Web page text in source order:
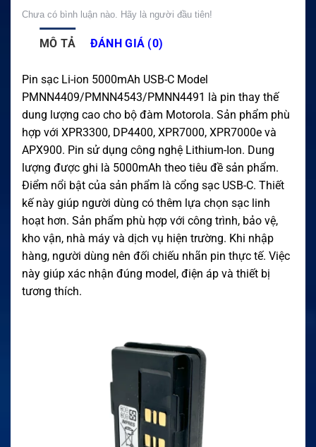
Chưa có bình luận nào. Hãy là người đầu tiên!
MÔ TẢ ĐÁNH GIÁ (0)
Pin sạc Li-ion 5000mAh USB-C Model
PMNN4409/PMNN4543/PMNN4491 là pin thay thế
dung lượng cao cho bộ đàm Motorola. Sản phẩm phù
hợp với XPR3300, DP4400, XPR7000, XPR7000e và
APX900. Pin sử dụng công nghệ Lithium-Ion. Dung
lượng được ghi là 5000mAh theo tiêu đề sản phẩm.
Điểm nổi bật của sản phẩm là cổng sạc USB-C. Thiết
kế này giúp người dùng có thêm lựa chọn sạc linh
hoạt hơn. Sản phẩm phù hợp với công trình, bảo vệ,
kho vận, nhà máy và dịch vụ hiện trường. Khi nhập
hàng, người dùng nên đối chiếu nhãn pin thực tế. Việc
này giúp xác nhận đúng model, điện áp và thiết bị
tương thích.